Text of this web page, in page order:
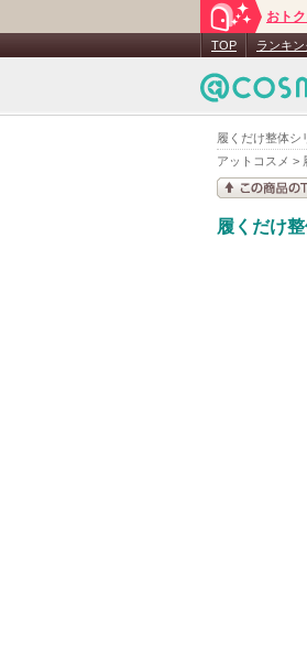
履くだけ整体シ
アットコスメ >
おト
TOP ランキン
履くだけ